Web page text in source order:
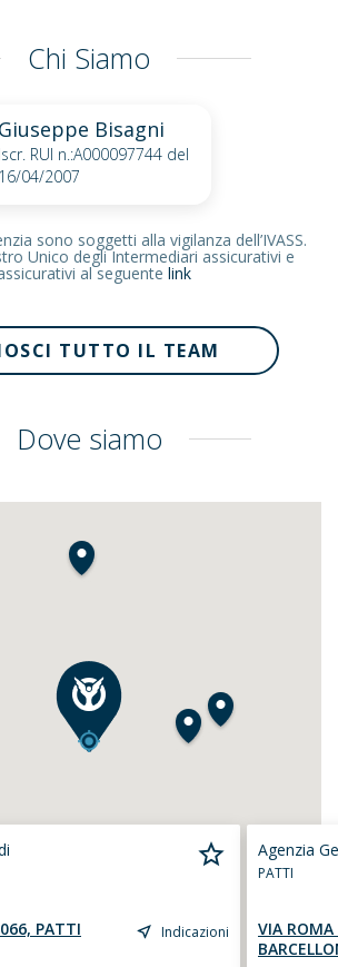
Chi Siamo
Giuseppe Bisagni
Iscr. RUI n.:A000097744 del
16/04/2007
sono soggetti alla vigilanza dell’IVASS.
Unico degli Intermediari assicurativi e
al seguente link
TUTTO IL TEAM
Dove siamo
PATTI
Indicazioni
Agenzia
PATTI
VIA